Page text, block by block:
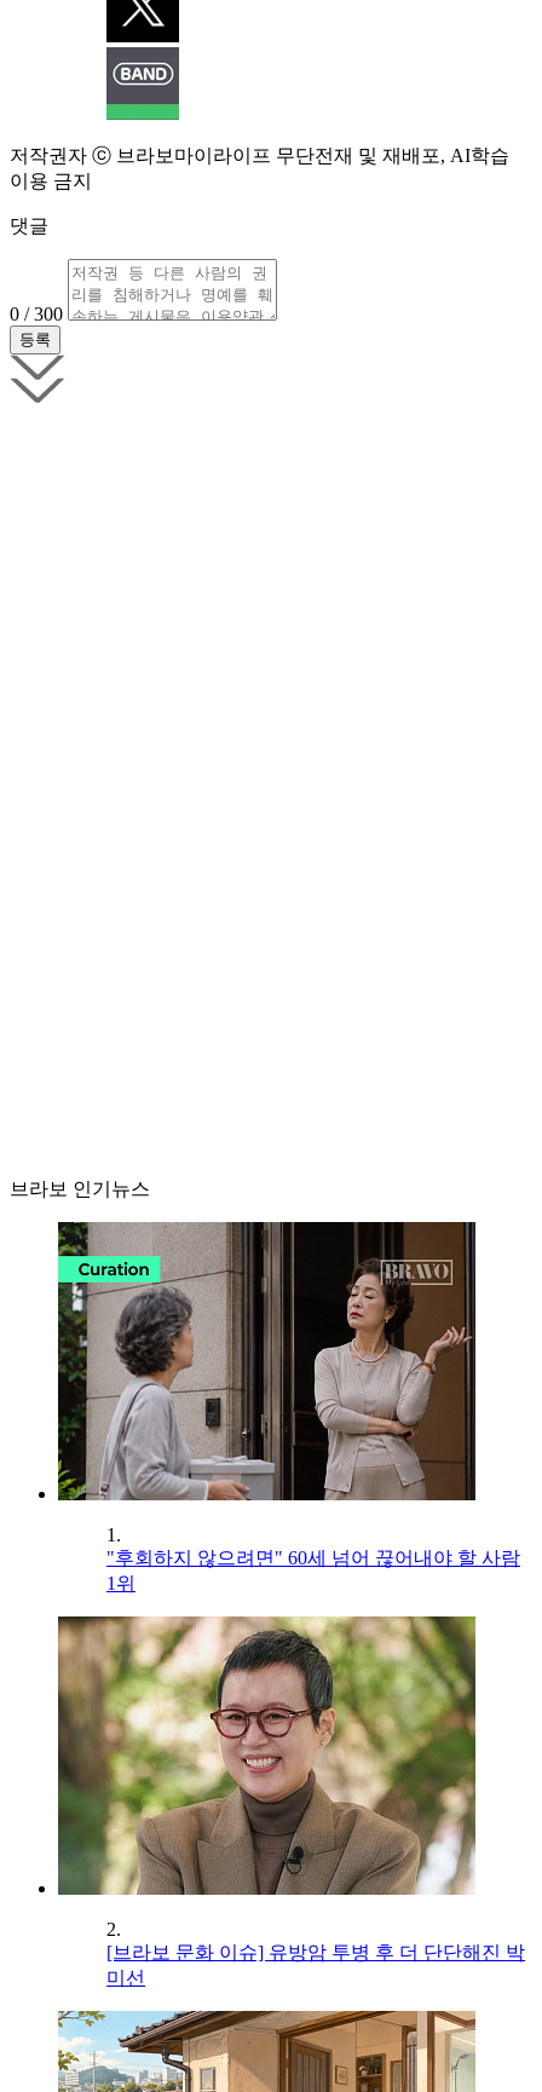
저작권자 ⓒ 브라보마이라이프 무단전재 및 재배포, AI학습
이용 금지
댓글
0 / 300
브라보 인기뉴스
1.
"후회하지 않으려면" 60세 넘어 끊어내야 할 사람
1위
2.
[브라보 문화 이슈] 유방암 투병 후 더 단단해진 박
미선